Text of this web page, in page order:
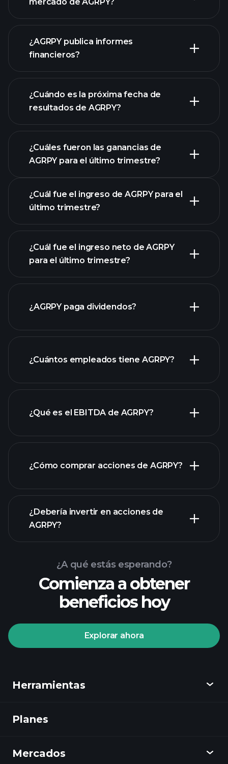
¿AGRPY publica informes
financieros?
los estados financieros
de AGRPY
¿Cuándo es la próxima fecha de
resultados de AGRPY?
¿Cuáles fueron las ganancias de
AGRPY para el último trimestre?
las ganancias de AGRPY
¿Cuál fue el ingreso de AGRPY para el
último trimestre?
de AGRPY
¿Cuál fue el ingreso neto de AGRPY
para el último trimestre?
¿AGRPY paga dividendos?
¿Cuántos empleados tiene AGRPY?
¿Qué es el EBITDA de AGRPY?
informes financieros
¿Cómo comprar acciones de AGRPY?
Playtrade Tournaments
¿Debería invertir en acciones de
AGRPY?
listas de seguimiento seleccionadas por
¿A qué estás esperando?
Comienza a obtener
beneficios hoy
Explorar ahora
Herramientas
Descubrir
Planes
Mercados